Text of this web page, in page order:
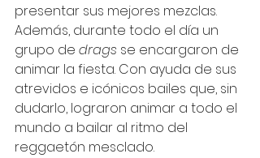
presentar sus mejores mezclas.
Además, durante todo el día un
grupo de drags se encargaron de
animar la fiesta. Con ayuda de sus
atrevidos e icónicos bailes que, sin
dudarlo, lograron animar a todo el
mundo a bailar al ritmo del
reggaetón mesclado.